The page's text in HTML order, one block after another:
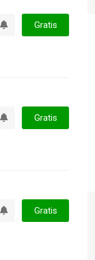
Gratis
Gratis
Gratis